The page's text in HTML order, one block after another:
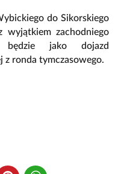
do Sikorskiego
wyjątkiem zachodniego
jako dojazd
ronda tymczasowego.